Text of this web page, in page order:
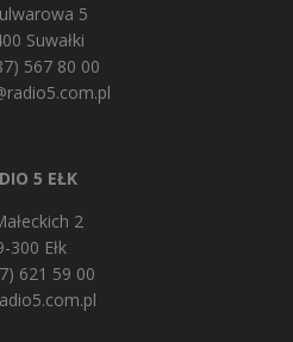
5
Suwałki
567 80 00
5 EŁK
2
300 Ełk
621 59 00